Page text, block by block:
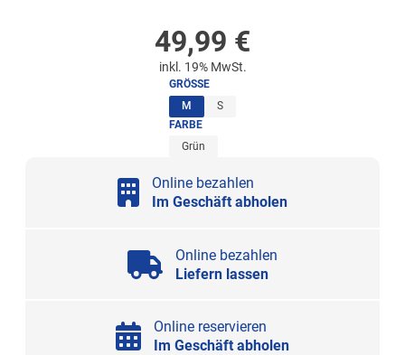
49,99 €
inkl. 19% MwSt.
GRÖSSE
M(ausgewählt)
S
FARBE
Grün
Online bezahlen
Im Geschäft abholen
Online bezahlen
Liefern lassen
Online reservieren
Im Geschäft abholen